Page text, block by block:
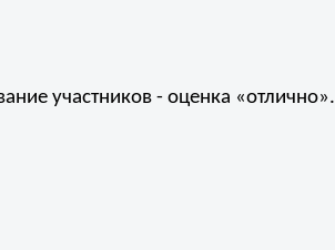
участников - оценка «отлично».